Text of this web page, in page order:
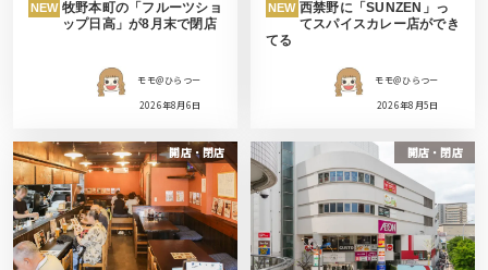
NEW 牧野本町の「フルーツショ
ップ日高」が8月末で閉店
モモ＠ひらつー
2026年8月6日
NEW 西禁野に「SUNZEN」っ
てスパイスカレー店ができ
てる
モモ＠ひらつー
2026年8月5日
開店・閉店 開店・閉店